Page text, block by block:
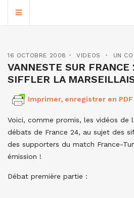
16 OCTOBRE 2008 VIDEOS UN
VANNESTE SUR
SIFFLER LA
Imprimer, enregistrer en
Voici, comme promis, les vidéos de
débats de France 24, au sujet des
des supporters du match France-
émission !
Débat première partie :